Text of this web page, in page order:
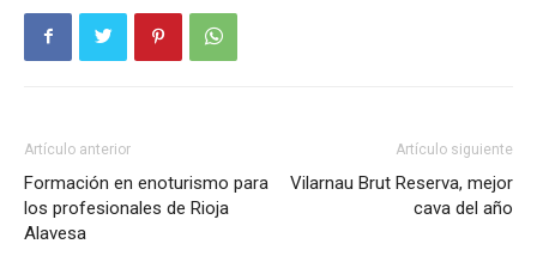
Artículo anterior
Formación en enoturismo para
los profesionales de Rioja
Alavesa
Artículo siguiente
Vilarnau Brut Reserva, mejor
cava del año